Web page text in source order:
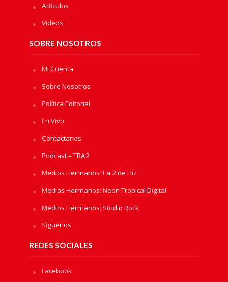
Artículos
Videos
SOBRE NOSOTROS
Mi Cuenta
Sobre Nosotros
Política Editorial
En Vivo
Contactanos
Podcast – TRA2
Medios Hermanos: La 2 de Hiz
Medios Hermanos: Neon Tropical Digital
Medios Hermanos: Studio Rock
Sìguenos
REDES SOCIALES
Facebook